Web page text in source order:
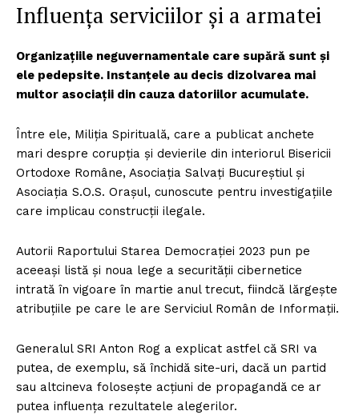
Influența serviciilor și a armatei
Organizațiile neguvernamentale care supără sunt și
ele pedepsite. Instanțele au decis dizolvarea mai
multor asociații din cauza datoriilor acumulate.
Între ele, Miliția Spirituală, care a publicat anchete
mari despre corupția și devierile din interiorul Bisericii
Ortodoxe Române, Asociația Salvați Bucureștiul și
Asociația S.O.S. Orașul, cunoscute pentru investigațiile
care implicau construcții ilegale.
Autorii Raportului Starea Democrației 2023 pun pe
aceeași listă și noua lege a securității cibernetice
intrată în vigoare în martie anul trecut, fiindcă lărgește
atribuțiile pe care le are Serviciul Român de Informații.
Generalul SRI Anton Rog a explicat astfel că SRI va
putea, de exemplu, să închidă site-uri, dacă un partid
sau altcineva folosește acțiuni de propagandă ce ar
putea influența rezultatele alegerilor.